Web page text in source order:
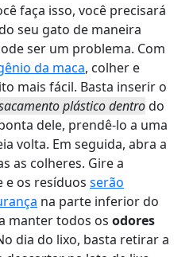
faça isso, você precisará
seu gato de maneira
ser um problema. Com
da maca, colher e
mais fácil. Basta inserir o
plástico dentrodo
dele, prendê-lo a uma
volta. Em seguida, abra a
as colheres. Gire a
e os resíduos serão
na parte inferior do
manter todos os odores
dia do lixo, basta retirar a